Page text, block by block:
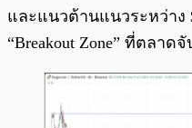
และแนวต้านแนวระหว่าง
“Breakout Zone” ที่ตลาด